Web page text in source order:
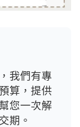
我們有專
算，提供
您一次解
期。